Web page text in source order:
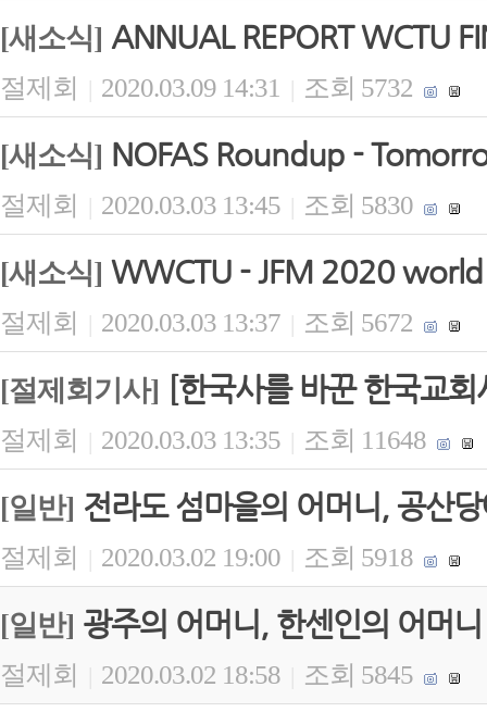
[새소식] ANNUAL REPORT WCTU
절제회 | 2020.03.09 14:31 | 조회 5732
[새소식] NOFAS Roundup -
절제회 | 2020.03.03 13:45 | 조회 5830
[새소식] WWCTU - JFM 2020
절제회 | 2020.03.03 13:37 | 조회 5672
[절제회기사] [한국사를 바꾼 한국교
절제회 | 2020.03.03 13:35 | 조회 11648
[일반] 전라도 섬마을의 어머니, 공산
절제회 | 2020.03.02 19:00 | 조회 5918
[일반] 광주의 어머니, 한센인의 어머
절제회 2020.03.02 18:58 조회 5845